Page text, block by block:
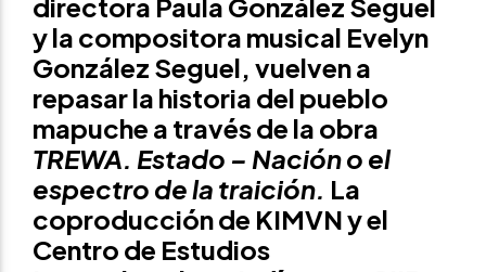
directora Paula González Seguel
y la compositora musical Evelyn
González Seguel, vuelven a
repasar la historia del pueblo
mapuche a través de la obra
TREWA. Estado – Nación o el
espectro de la traición. La
coproducción de KIMVN y el
Centro de Estudios